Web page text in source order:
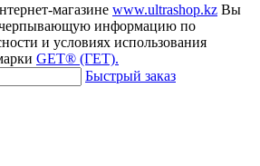
магазине www.ultrashop.kz Вы
информацию по
и условиях использования
GET® (ГЕТ).
Быстрый заказ